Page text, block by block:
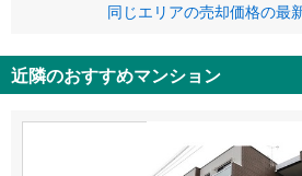
同じエリアの売却価格の最
近隣のおすすめマンション